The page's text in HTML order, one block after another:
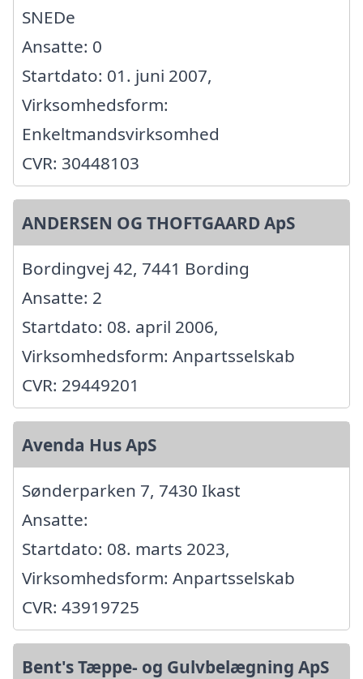
SNEDe
Ansatte: 0
Startdato: 01. juni 2007,
Virksomhedsform:
Enkeltmandsvirksomhed
CVR: 30448103
ANDERSEN OG THOFTGAARD ApS
Bordingvej 42, 7441 Bording
Ansatte: 2
Startdato: 08. april 2006,
Virksomhedsform: Anpartsselskab
CVR: 29449201
Avenda Hus ApS
Sønderparken 7, 7430 Ikast
Ansatte:
Startdato: 08. marts 2023,
Virksomhedsform: Anpartsselskab
CVR: 43919725
Bent's Tæppe- og Gulvbelægning ApS